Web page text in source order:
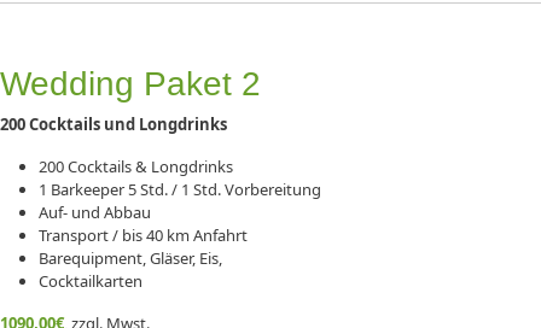
Wedding Paket 2
200Cocktails und Longdrinks
200 Cocktails & Longdrinks
1 Barkeeper 5 Std. / 1 Std. Vorbereitung
Auf- und Abbau
Transport / bis 40 km Anfahrt
Barequipment, Gläser, Eis,
Cocktailkarten
1090,00€, zzgl. Mwst.